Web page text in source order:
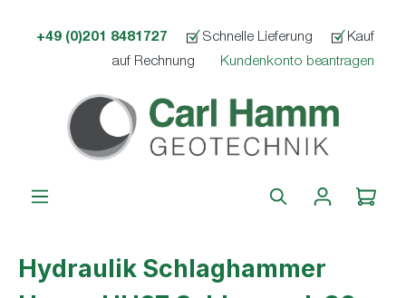
+49 (0)201 8481727 Schnelle Lieferung
Kauf
auf Rechnung
Kundenkonto beantragen
Hydraulik Schlaghammer